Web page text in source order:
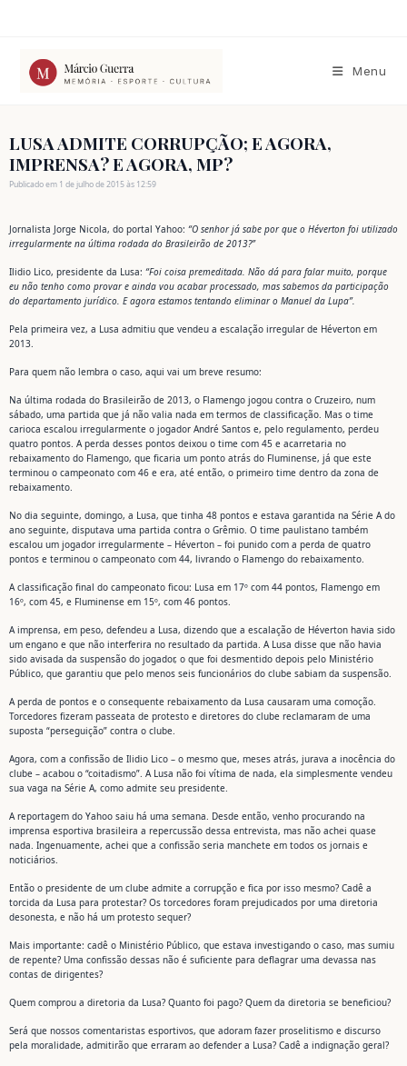
conteúdo
Menu
LUSA ADMITE CORRUPÇÃO; E AGORA,
IMPRENSA? E AGORA, MP?
Publicado em 1 de julho de 2015 às 12:59
Jornalista Jorge Nicola, do portal Yahoo: “O senhor já sabe por que o Héverton foi utilizado
irregularmente na última rodada do Brasileirão de 2013?”
Ilidio Lico, presidente da Lusa: “Foi coisa premeditada. Não dá para falar muito, porque
eu não tenho como provar e ainda vou acabar processado, mas sabemos da participação
do departamento jurídico. E agora estamos tentando eliminar o Manuel da Lupa”.
Pela primeira vez, a Lusa admitiu que vendeu a escalação irregular de Héverton em
2013.
Para quem não lembra o caso, aqui vai um breve resumo:
Na última rodada do Brasileirão de 2013, o Flamengo jogou contra o Cruzeiro, num
sábado, uma partida que já não valia nada em termos de classificação. Mas o time
carioca escalou irregularmente o jogador André Santos e, pelo regulamento, perdeu
quatro pontos. A perda desses pontos deixou o time com 45 e acarretaria no
rebaixamento do Flamengo, que ficaria um ponto atrás do Fluminense, já que este
terminou o campeonato com 46 e era, até então, o primeiro time dentro da zona de
rebaixamento.
No dia seguinte, domingo, a Lusa, que tinha 48 pontos e estava garantida na Série A do
ano seguinte, disputava uma partida contra o Grêmio. O time paulistano também
escalou um jogador irregularmente – Héverton – foi punido com a perda de quatro
pontos e terminou o campeonato com 44, livrando o Flamengo do rebaixamento.
A classificação final do campeonato ficou: Lusa em 17º com 44 pontos, Flamengo em
16º, com 45, e Fluminense em 15º, com 46 pontos.
A imprensa, em peso, defendeu a Lusa, dizendo que a escalação de Héverton havia sido
um engano e que não interferira no resultado da partida. A Lusa disse que não havia
sido avisada da suspensão do jogador, o que foi desmentido depois pelo Ministério
Público, que garantiu que pelo menos seis funcionários do clube sabiam da suspensão.
A perda de pontos e o consequente rebaixamento da Lusa causaram uma comoção.
Torcedores fizeram passeata de protesto e diretores do clube reclamaram de uma
suposta “perseguição” contra o clube.
Agora, com a confissão de Ilidio Lico – o mesmo que, meses atrás, jurava a inocência do
clube – acabou o “coitadismo”. A Lusa não foi vítima de nada, ela simplesmente vendeu
sua vaga na Série A, como admite seu presidente.
A reportagem do Yahoo saiu há uma semana. Desde então, venho procurando na
imprensa esportiva brasileira a repercussão dessa entrevista, mas não achei quase
nada. Ingenuamente, achei que a confissão seria manchete em todos os jornais e
noticiários.
Então o presidente de um clube admite a corrupção e fica por isso mesmo? Cadê a
torcida da Lusa para protestar? Os torcedores foram prejudicados por uma diretoria
desonesta, e não há um protesto sequer?
Mais importante: cadê o Ministério Público, que estava investigando o caso, mas sumiu
de repente? Uma confissão dessas não é suficiente para deflagrar uma devassa nas
contas de dirigentes?
Quem comprou a diretoria da Lusa? Quanto foi pago? Quem da diretoria se beneficiou?
Será que nossos comentaristas esportivos, que adoram fazer proselitismo e discurso
pela moralidade, admitirão que erraram ao defender a Lusa? Cadê a indignação geral?